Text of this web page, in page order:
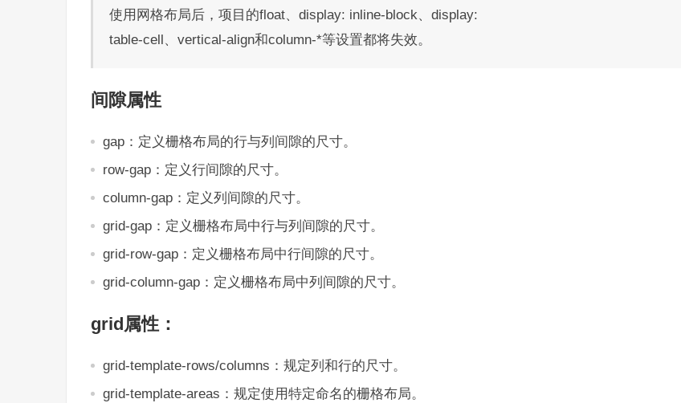
使用网格布局后，项目的float、display: inline-block、display:
table-cell、vertical-align和column-*等设置都将失效。
间隙属性
gap：定义栅格布局的行与列间隙的尺寸。
row-gap：定义行间隙的尺寸。
column-gap：定义列间隙的尺寸。
grid-gap：定义栅格布局中行与列间隙的尺寸。
grid-row-gap：定义栅格布局中行间隙的尺寸。
grid-column-gap：定义栅格布局中列间隙的尺寸。
grid属性：
grid-template-rows/columns：规定列和行的尺寸。
grid-template-areas：规定使用特定命名的栅格布局。